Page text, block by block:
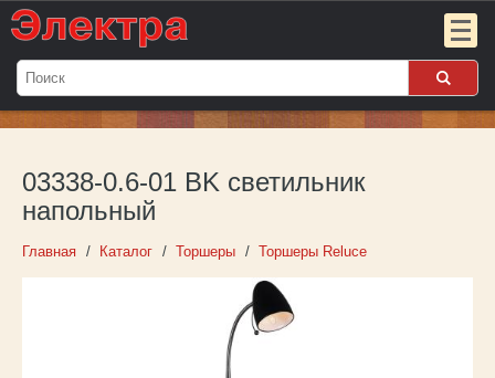
Мой
Пока
пуст
Войти
03338-0.6-01 BK светильник
напольный
Главная Каталог Торшеры Торшеры Reluce